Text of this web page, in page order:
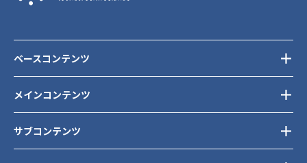
メインコンテンツ
サブコンテンツ
ベースコンテンツ